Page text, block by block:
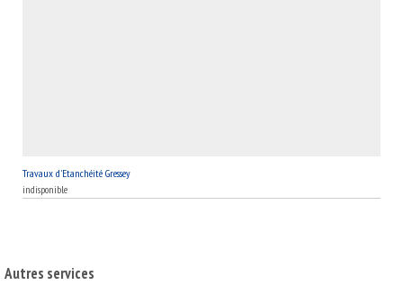
Travaux d'Etanchéité Gressey
indisponible
Autres services